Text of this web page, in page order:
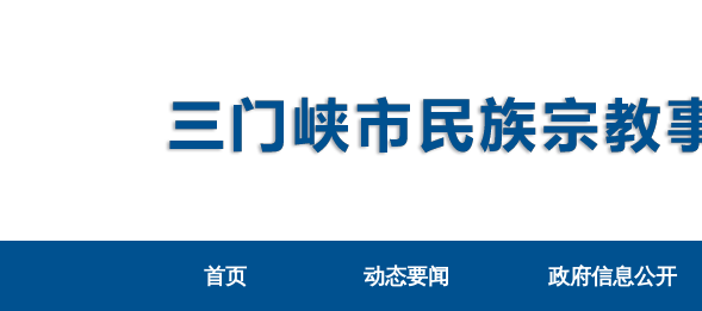
首页 动态要闻 政府信息公开